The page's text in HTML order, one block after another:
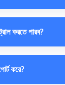
করতে পারব?
করে?